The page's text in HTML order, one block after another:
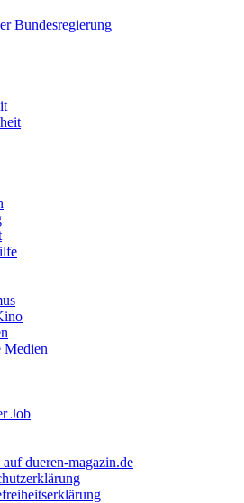
Bundesregierung
Medien
Job
auf dueren-magazin.de